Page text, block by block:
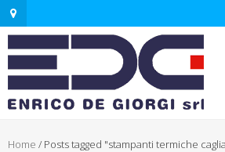
Home / Posts tagged "stampanti termiche